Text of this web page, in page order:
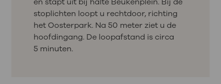
stoplichten loopt u rechtdoor, richting
het Oosterpark. Na 50 meter ziet u de
hoofdingang. De loopafstand is circa
5 minuten.